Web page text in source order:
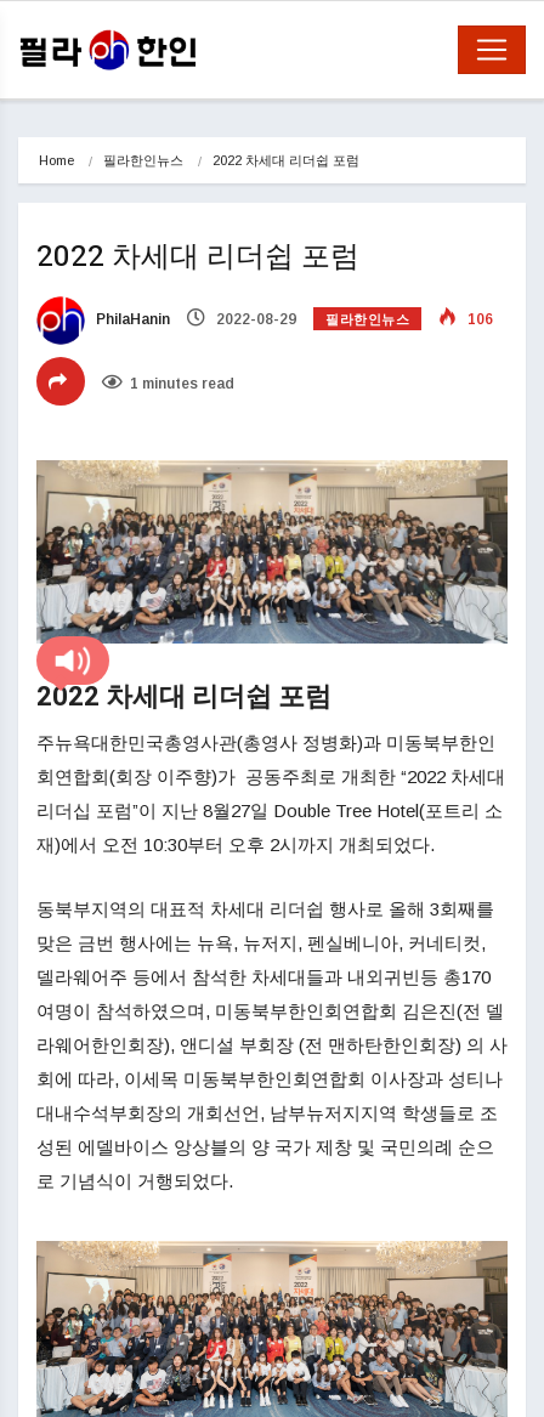
Home 필라한인뉴스 2022 차세대 리더쉽 포럼
2022 차세대 리더쉽 포럼
PhilaHanin 2022-08-29 필라한인뉴스 106
1 minutes read
2022 차세대 리더쉽 포럼
주뉴욕대한민국총영사관(총영사 정병화)과 미동북부한인
회연합회(회장 이주향)가 공동주최로 개최한 “2022 차세대
리더십 포럼”이 지난 8월27일 Double Tree Hotel(포트리 소
재)에서 오전 10:30부터 오후 2시까지 개최되었다.
동북부지역의 대표적 차세대 리더쉽 행사로 올해 3회째를
맞은 금번 행사에는 뉴욕, 뉴저지, 펜실베니아, 커네티컷,
델라웨어주 등에서 참석한 차세대들과 내외귀빈등 총170
여명이 참석하였으며, 미동북부한인회연합회 김은진(전 델
라웨어한인회장), 앤디설 부회장 (전 맨하탄한인회장) 의 사
회에 따라, 이세목 미동북부한인회연합회 이사장과 성티나
대내수석부회장의 개회선언, 남부뉴저지지역 학생들로 조
성된 에델바이스 앙상블의 양 국가 제창 및 국민의례 순으
로 기념식이 거행되었다.